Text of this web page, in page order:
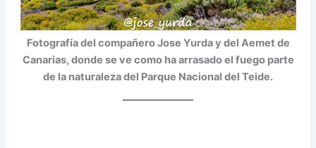
Fotografía del compañero Jose Yurda y del Aemet de
Canarias, donde se ve como ha arrasado el fuego parte
de la naturaleza del Parque Nacional del Teide.